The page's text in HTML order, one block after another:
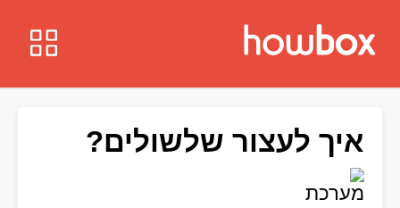
איך לעצור שלשולים?